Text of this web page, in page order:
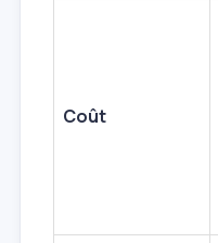
Coût